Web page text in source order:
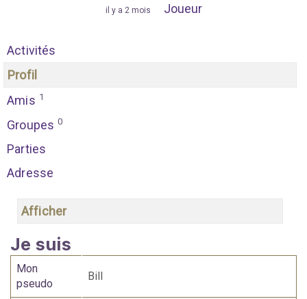
il y a 2 mois Joueur
Activités
Profil
Amis 1
Groupes 0
Parties
Adresse
Afficher
Je suis
Mon
pseudo
Bill